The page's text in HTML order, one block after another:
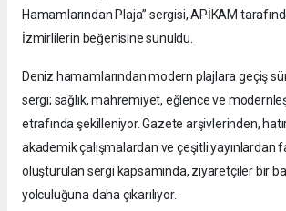
Hamamlarından Plaja” sergisi, APİKAM
İzmirlilerin beğenisine sunuldu.
Deniz hamamlarından modern plajlara geçiş
sergi; sağlık, mahremiyet, eğlence ve
etrafında şekilleniyor. Gazete arşivlerinden,
akademik çalışmalardan ve çeşitli yayınlardan
oluşturulan sergi kapsamında, ziyaretçiler bir
yolculuğuna daha çıkarılıyor.